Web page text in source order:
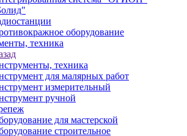
оборудование
техника
техника
для малярных работ
измерительный
ручной
для мастерской
строительное